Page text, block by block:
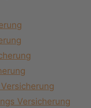
Versicherung